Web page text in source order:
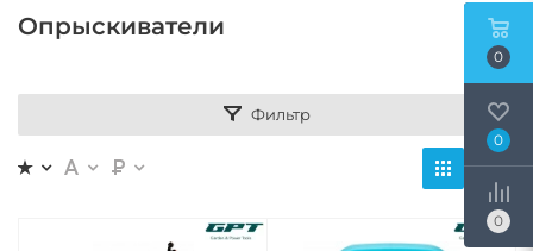
Опрыскиватели
Фильтр
0
0
0